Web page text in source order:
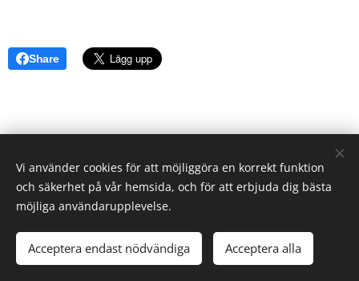
Share
© Västerås hundkapplöpningsällskap
Skapad medWebnode Cookies
Vi använder cookies för att möjliggöra en korrekt funktion
och säkerhet på vår hemsida, och för att erbjuda dig bästa
möjliga användarupplevelse.
Acceptera endast nödvändiga Acceptera alla